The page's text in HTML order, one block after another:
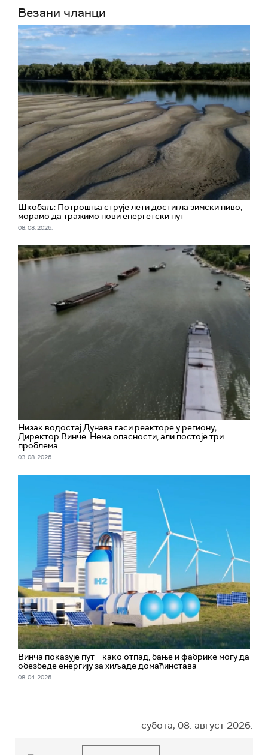
Везани чланци
Шкобаљ: Потрошња струје лети достигла зимски ниво,
морамо да тражимо нови енергетски пут
08. 08. 2026.
Низак водостај Дунава гаси реакторе у региону;
Директор Винче: Нема опасности, али постоје три
проблема
03. 08. 2026.
Винча показује пут – како отпад, бање и фабрике могу да
обезбеде енергију за хиљаде домаћинстава
08. 04. 2026.
субота, 08. август 2026.